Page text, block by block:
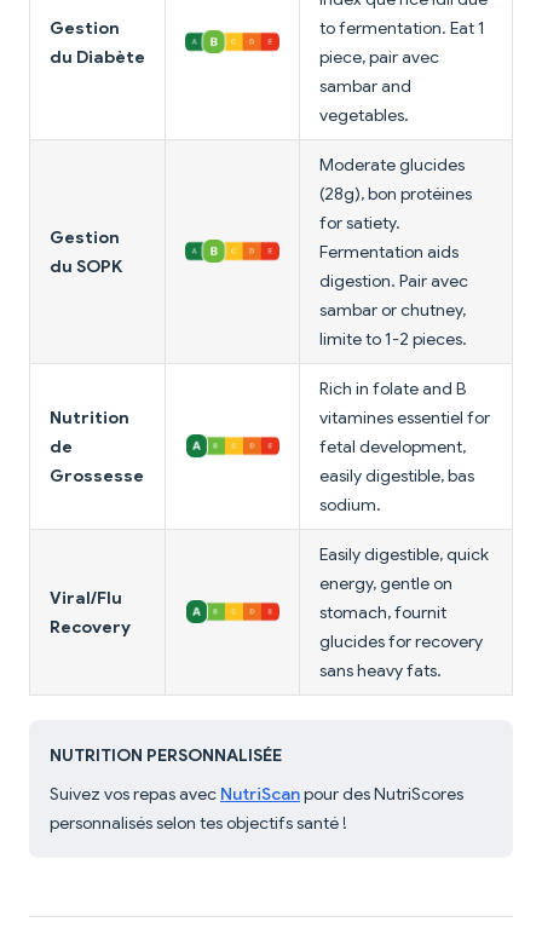
Gestion
du Diabète
to fermentation. Eat 1
piece, pair avec
sambar and
vegetables.
Gestion
du SOPK
Moderate glucides
(28g), bon protéines
for satiety.
Fermentation aids
digestion. Pair avec
sambar or chutney,
limite to 1-2 pieces.
Nutrition
de
Grossesse
Rich in folate and B
vitamines essentiel for
fetal development,
easily digestible, bas
sodium.
Viral/Flu
Recovery
Easily digestible, quick
energy, gentle on
stomach, fournit
glucides for recovery
sans heavy fats.
NUTRITION PERSONNALISÉE
Suivez vos repas avec NutriScanpour des NutriScores
personnalisés selon tes objectifs santé !